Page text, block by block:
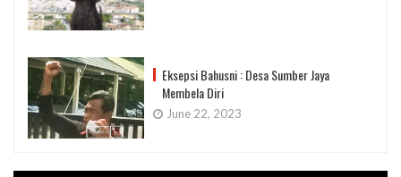
Eksepsi Bahusni : Desa Sumber Jaya
Membela Diri
June 22, 2023